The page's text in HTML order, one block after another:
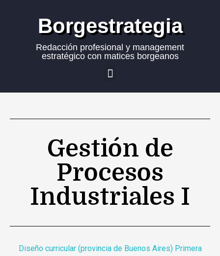
Borgestrategia
Redacción profesional y management
estratégico con matices borgeanos
Gestión de
Procesos
Industriales I
Diseño curricular (provincia de Buenos Aires) Primera